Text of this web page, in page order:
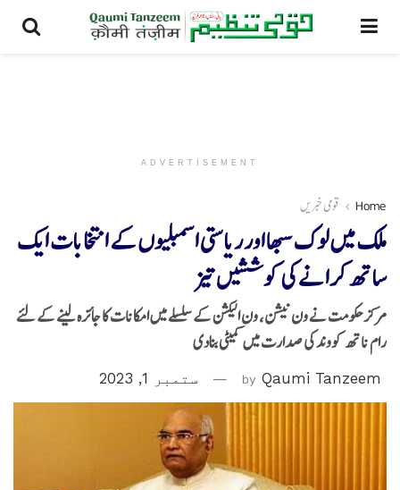
ADVERTISEMENT
Home قومی خبریں
ملک میں لوک سبھا اور ریاستی اسمبلیوں کے انتخابات ایک
ساتھ کرا نے کی کوششیں تیز
مرکز حکومت نے ون نیشن، ون الیکشن کے سلسلے میں امکانات کا جائزہ لینے کے لئے
رام ناتھ کووند کی صدارت میں کمیٹی بنادی
by Qaumi Tanzeem ستمبر 1, 2023